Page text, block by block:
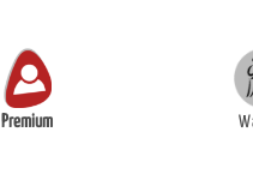
Premium